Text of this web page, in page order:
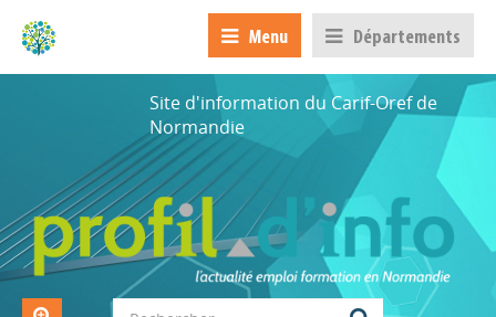
Menu Départements
Site d'information du Carif-Oref de
Normandie